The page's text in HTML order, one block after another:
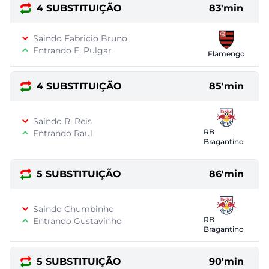
4 SUBSTITUIÇÃO 83'min
Saindo Fabricio Bruno
Entrando E. Pulgar
Flamengo
4 SUBSTITUIÇÃO 85'min
Saindo R. Reis
Entrando Raul
RB
Bragantino
5 SUBSTITUIÇÃO 86'min
Saindo Chumbinho
Entrando Gustavinho
RB
Bragantino
5 SUBSTITUIÇÃO 90'min